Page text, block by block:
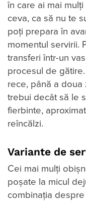
în care ai mai
ceva, ca să nu te
poți prepara în
momentul servirii.
transferi într-un
procesul de
rece, până a doua
trebui decât să le
fierbinte,
reîncălzi.
Variante de
Cei mai mulți
poșate la micul
combinația